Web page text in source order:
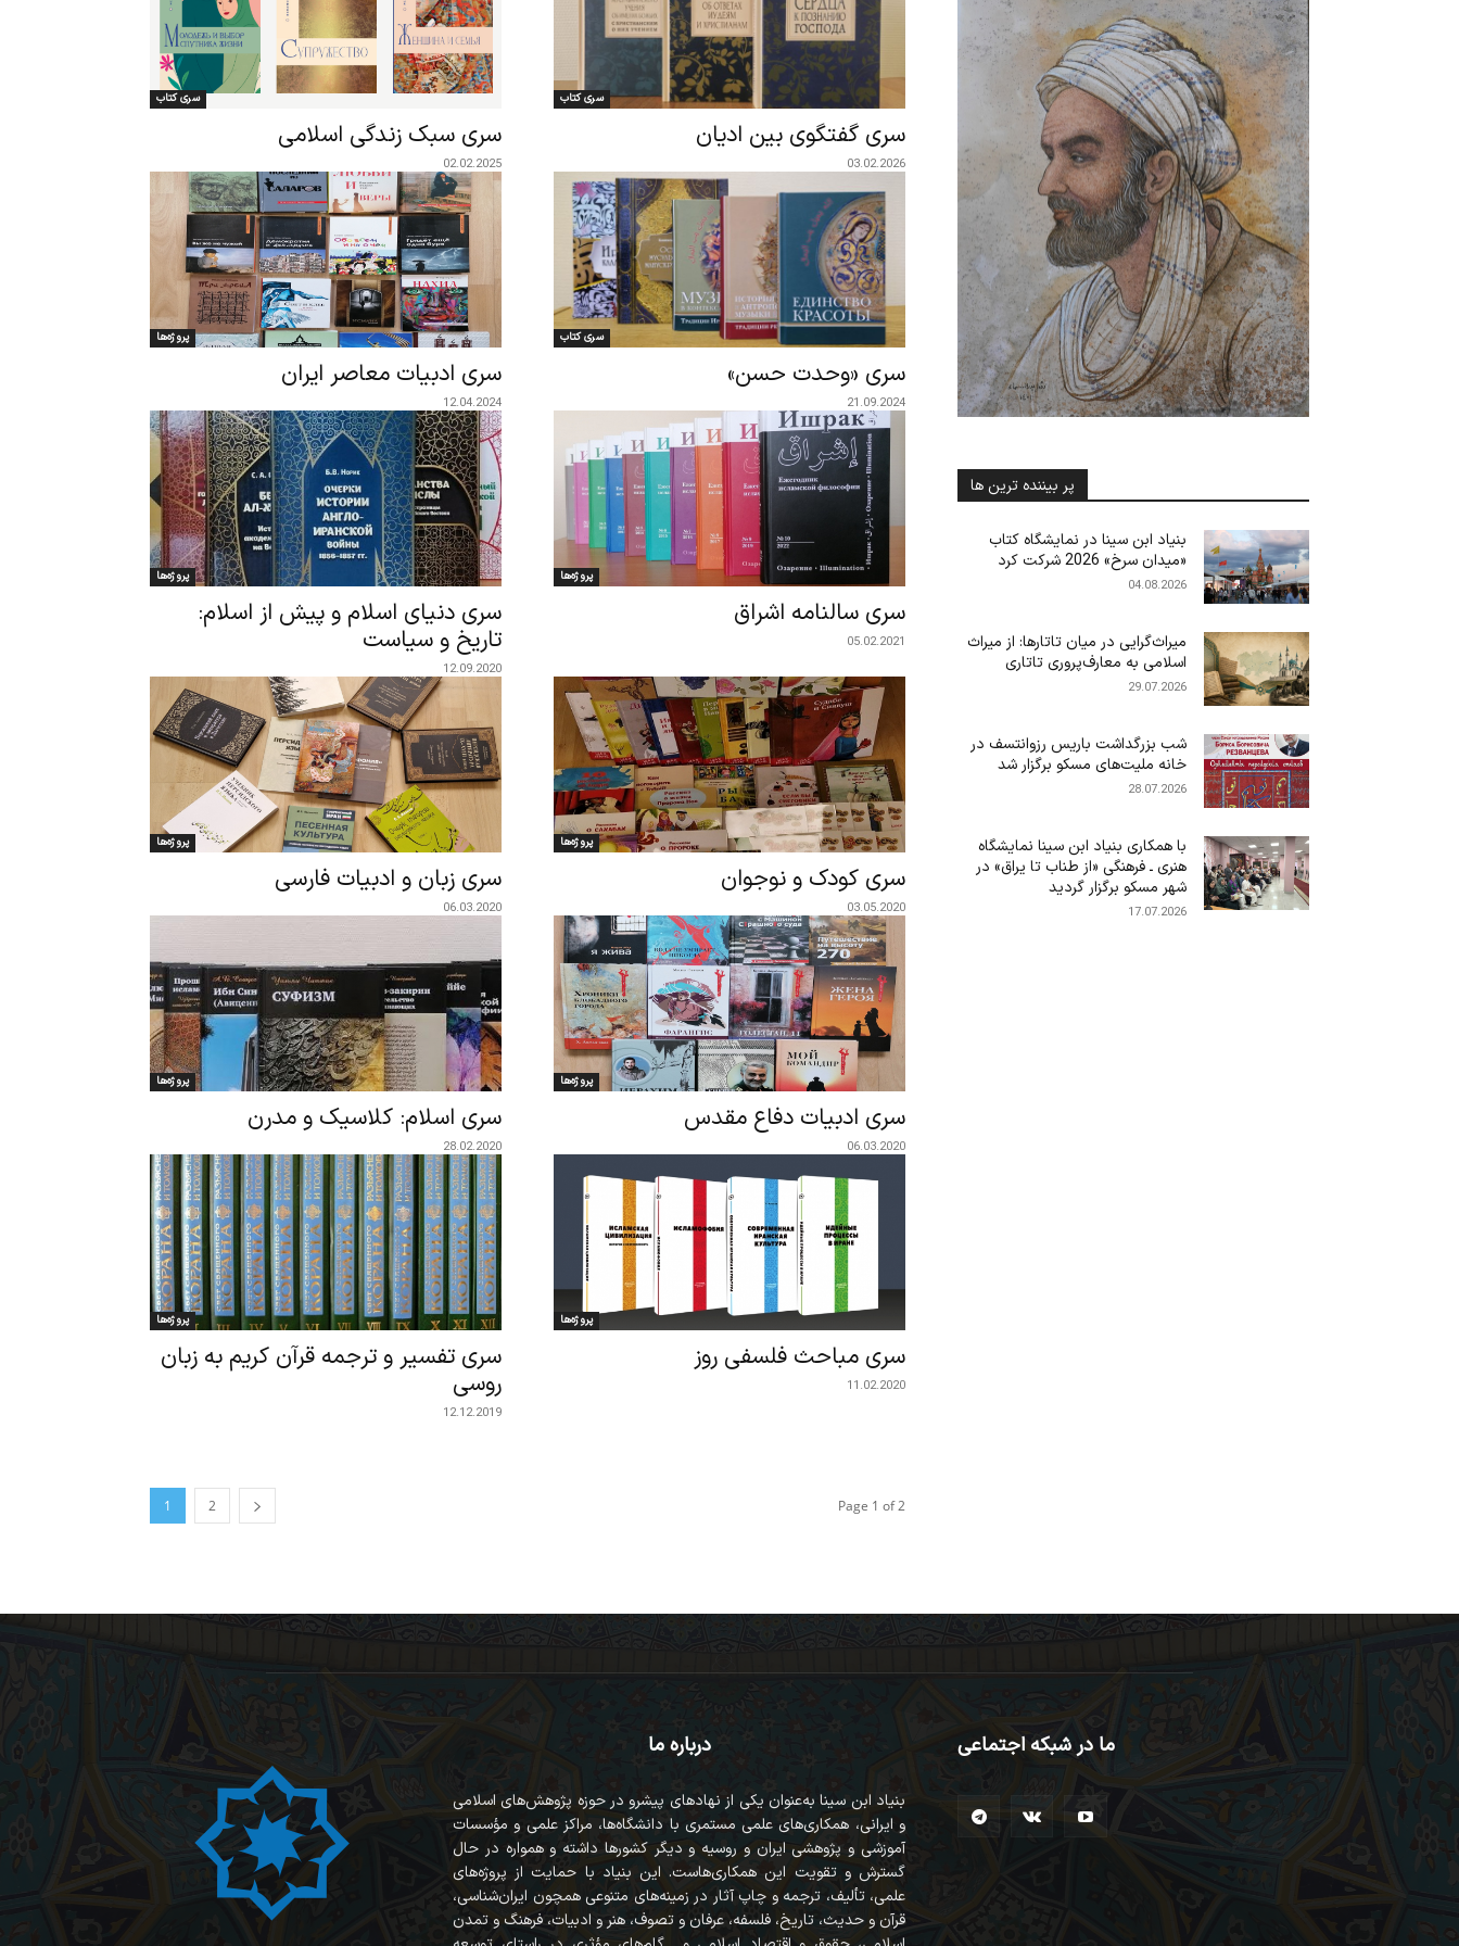
سری کتاب
سری گفتگوی بین ادیان
03.02.2026
سری کتاب
سری سبک زندگی اسلامی
02.02.2025
سری کتاب
سری «وحدت حسن»
21.09.2024
پروژه‌ها
سری ادبیات معاصر ایران
12.04.2024
پروژه‌ها
سری سالنامه اشراق
05.02.2021
پروژه‌ها
سری دنیای اسلام و پیش از اسلام:
تاریخ و سیاست
12.09.2020
پروژه‌ها
سری کودک و نوجوان
03.05.2020
پروژه‌ها
سری زبان و ادبیات فارسی
06.03.2020
پروژه‌ها
سری ادبیات دفاع مقدس
06.03.2020
پروژه‌ها
سری اسلام: کلاسیک و مدرن
28.02.2020
پروژه‌ها
سری مباحث فلسفی روز
11.02.2020
پروژه‌ها
سری تفسیر و ترجمه قرآن کریم به زبان
روسی
12.12.2019
1 2 Page 1 of 2
پر بیننده ترین ها
بنیاد ابن‌ سینا در نمایشگاه کتاب
«میدان سرخ» 2026 شرکت کرد
04.08.2026
میراث‌گرایی در میان تاتارها: از میراث
اسلامی به معارف‌پروری تاتاری
29.07.2026
شب بزرگداشت باریس رزوانتسف در
خانه ملیت‌های مسکو برگزار شد
28.07.2026
با همکاری بنیاد ابن سینا نمایشگاه
هنری ـ فرهنگی «از طناب تا یراق» در
شهر مسکو برگزار گردید
17.07.2026
درباره ما
بنیاد ابن سینا به‌عنوان یکی از نهادهای پیشرو در حوزه پژوهش‌های اسلامی
و ایرانی، همکاری‌های علمی مستمری با دانشگاه‌ها، مراکز علمی و مؤسسات
آموزشی و پژوهشی ایران و روسیه و دیگر کشورها داشته و همواره در حال
گسترش و تقویت این همکاری‌هاست. این بنیاد با حمایت از پروژه‌های
علمی، تألیف، ترجمه و چاپ آثار در زمینه‌های متنوعی همچون ایران‌شناسی،
قرآن‌ و حدیث، تاریخ، فلسفه، عرفان و تصوف، هنر و ادبیات، فرهنگ و تمدن
ما در شبکه اجتماعی